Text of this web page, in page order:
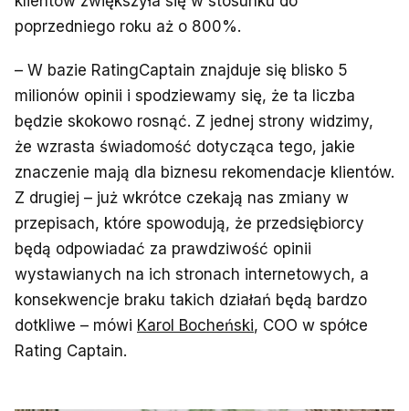
poprzedniego roku aż o 800%.
– W bazie RatingCaptain znajduje się blisko 5
milionów opinii i spodziewamy się, że ta liczba
będzie skokowo rosnąć. Z jednej strony widzimy,
że wzrasta świadomość dotycząca tego, jakie
znaczenie mają dla biznesu rekomendacje klientów.
Z drugiej – już wkrótce czekają nas zmiany w
przepisach, które spowodują, że przedsiębiorcy
będą odpowiadać za prawdziwość opinii
wystawianych na ich stronach internetowych, a
konsekwencje braku takich działań będą bardzo
dotkliwe – mówi Karol Bocheński, COO w spółce
Rating Captain.